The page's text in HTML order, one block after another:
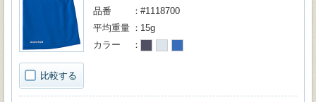
比較する
品番
#1118700
平均重量
15g
カラー